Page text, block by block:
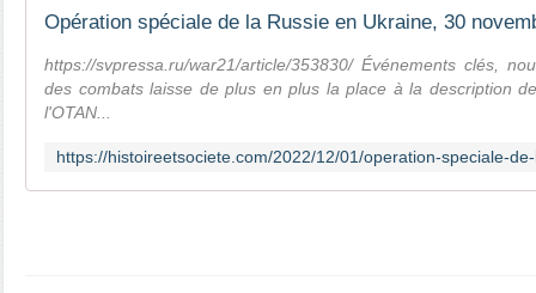
https://svpressa.ru/war21/article/353830/ Événements clés,
des combats laisse de plus en plus la place à la description
l'OTAN...